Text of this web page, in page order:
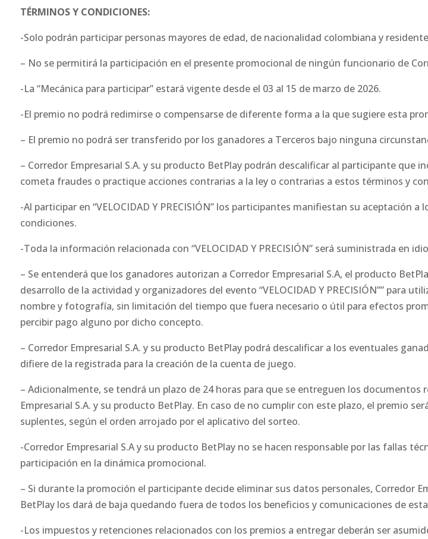
TÉRMINOS Y CONDICIONES:
-Solo podrán participar personas mayores de edad, de nacionalidad colombiana y
– No se permitirá la participación en el presente promocional de ningún funcionario de
-La “Mecánica para participar” estará vigente desde el 03 al 15 de marzo de 2026.
-El premio no podrá redimirse o compensarse de diferente forma a la que sugiere esta
– El premio no podrá ser transferido por los ganadores a Terceros bajo ninguna
– Corredor Empresarial S.A. y su producto BetPlay podrán descalificar al participante que
cometa fraudes o practique acciones contrarias a la ley o contrarias a estos términos y
-Al participar en “VELOCIDAD Y PRECISIÓN” los participantes manifiestan su aceptación
condiciones.
-Toda la información relacionada con “VELOCIDAD Y PRECISIÓN” será suministrada en
– Se entenderá que los ganadores autorizan a Corredor Empresarial S.A, el producto
desarrollo de la actividad y organizadores del evento “VELOCIDAD Y PRECISIÓN”” para
nombre y fotografía, sin limitación del tiempo que fuera necesario o útil para efectos
percibir pago alguno por dicho concepto.
– Corredor Empresarial S.A. y su producto BetPlay podrá descalificar a los eventuales
difiere de la registrada para la creación de la cuenta de juego.
– Adicionalmente, se tendrá un plazo de 24 horas para que se entreguen los documentos
Empresarial S.A. y su producto BetPlay. En caso de no cumplir con este plazo, el premio
suplentes, según el orden arrojado por el aplicativo del sorteo.
-Corredor Empresarial S.A y su producto BetPlay no se hacen responsable por las fallas
participación en la dinámica promocional.
– Si durante la promoción el participante decide eliminar sus datos personales, Corredor
BetPlay los dará de baja quedando fuera de todos los beneficios y comunicaciones de
-Los impuestos y retenciones relacionados con los premios a entregar deberán ser